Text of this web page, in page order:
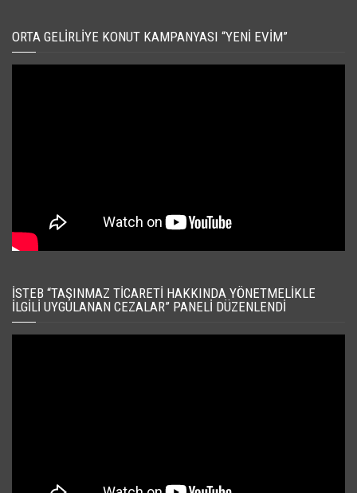
ORTA GELIRLIYE KONUT KAMPANYASI “YENI EVIM”
İSTEB “TAŞINMAZ TICARETI HAKKINDA YÖNETMELIKLE
İLGILI UYGULANAN CEZALAR” PANELI DÜZENLENDI